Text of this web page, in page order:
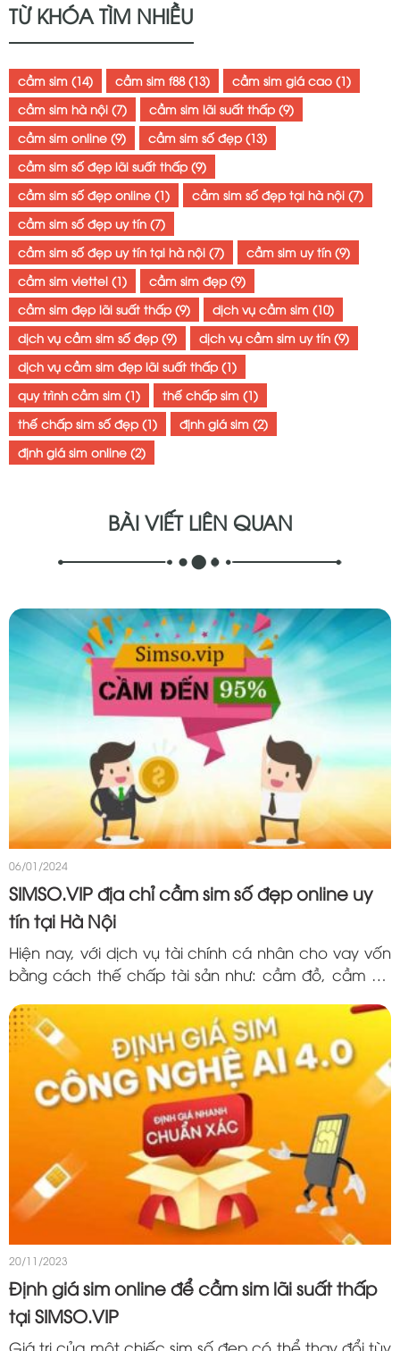
TỪ KHÓA TÌM NHIỀU
cầm sim (14) cầm sim f88(13) cầm sim giá cao (1)
cầm sim hà nội (7) cầm sim lãi suất thấp (9)
cầm sim online (9) cầm sim số đẹp (13)
cầm sim số đẹp lãi suất thấp (9)
cầm sim số đẹp online (1) cầm sim số đẹp tại hà nội (7)
cầm sim số đẹp uy tín (7)
cầm sim số đẹp uy tín tại hà nội (7) cầm sim uy tín (9)
cầm sim viettel (1) cầm sim đẹp (9)
cầm sim đẹp lãi suất thấp (9) dịch vụ cầm sim (10)
dịch vụ cầm sim số đẹp (9) dịch vụ cầm sim uy tín (9)
dịch vụ cầm sim đẹp lãi suất thấp (1)
quy trình cầm sim (1) thế chấp sim (1)
thế chấp sim số đẹp (1) định giá sim (2)
định giá sim online (2)
BÀI VIẾT LIÊN QUAN
06/01/2024
SIMSO.VIP địa chỉ cầm sim số đẹp online uy
tín tại Hà Nội
Hiện nay, với dịch vụ tài chính cá nhân cho vay vốn
bằng cách thế chấp tài sản như: cầm đồ, cầm cố
là các dịch vụ khá...
20/11/2023
Định giá sim online để cầm sim lãi suất thấp
tại SIMSO.VIP
Giá trị của một chiếc sim số đẹp có thể thay đổi tùy